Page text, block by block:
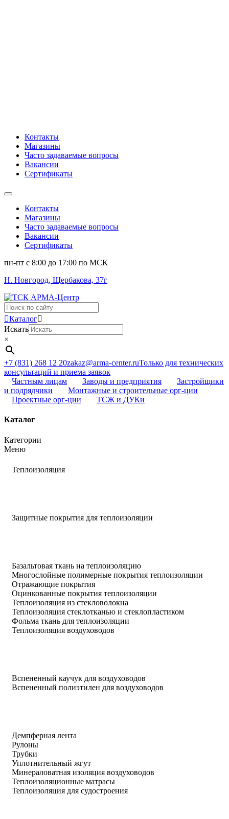
Контакты
Магазины
Часто задаваемые вопросы
Вакансии
Сертификаты
Контакты
Магазины
Часто задаваемые вопросы
Вакансии
Сертификаты
пн-пт c 8:00 до 17:00 по МСК
Н. Новгород, Щербакова, 37г
Поиск
...Каталог
Искать
×
+7 (831) 268 12 20zakaz@arma-center.ruТолько для технических
консультаций и приема заявок
Частным лицам
Заводы и предприятия
Застройщики
и подрядчики
Монтажные и строительные орг-ции
Проектные орг-ции
ТСЖ и ДУКи
Каталог
Категории
Меню
Теплоизоляция
Защитные покрытия для теплоизоляции
Базальтовая ткань на теплоизоляцию
Многослойные полимерные покрытия теплоизоляции
Отражающие покрытия
Оцинкованные покрытия теплоизоляции
Теплоизоляция из стекловолокна
Теплоизоляция стеклотканью и стеклопластиком
Фольма ткань для теплоизоляции
Теплоизоляция воздуховодов
Вспененный каучук для воздуховодов
Вспененный полиэтилен для воздуховодов
Демпферная лента
Рулоны
Трубки
Уплотнительный жгут
Минераловатная изоляция воздуховодов
Теплоизоляционные матрасы
Теплоизоляция для судостроения